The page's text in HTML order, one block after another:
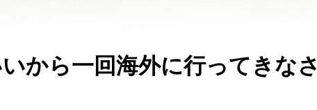
から一回海外に行ってきなさ